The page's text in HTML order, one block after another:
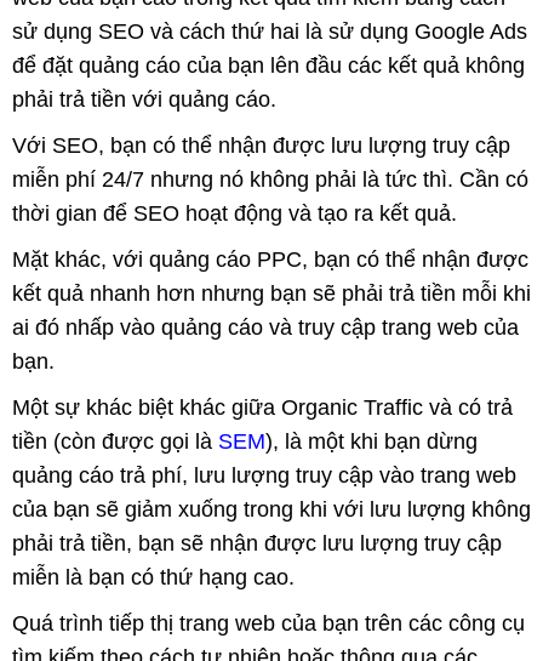
sử dụng SEO và cách thứ hai là sử dụng Google Ads
để đặt quảng cáo của bạn lên đầu các kết quả không
phải trả tiền với quảng cáo.
Với SEO, bạn có thể nhận được lưu lượng truy cập
miễn phí 24/7 nhưng nó không phải là tức thì. Cần có
thời gian để SEO hoạt động và tạo ra kết quả.
Mặt khác, với quảng cáo PPC, bạn có thể nhận được
kết quả nhanh hơn nhưng bạn sẽ phải trả tiền mỗi khi
ai đó nhấp vào quảng cáo và truy cập trang web của
bạn.
Một sự khác biệt khác giữa Organic Traffic và có trả
tiền (còn được gọi là SEM), là một khi bạn dừng
quảng cáo trả phí, lưu lượng truy cập vào trang web
của bạn sẽ giảm xuống trong khi với lưu lượng không
phải trả tiền, bạn sẽ nhận được lưu lượng truy cập
miễn là bạn có thứ hạng cao.
Quá trình tiếp thị trang web của bạn trên các công cụ